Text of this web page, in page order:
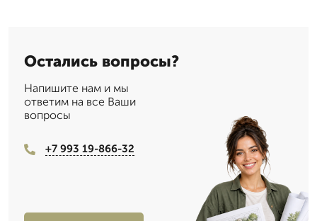
Остались вопросы?
Напишите нам и мы
ответим на все Ваши
вопросы
+7 993 19-866-32